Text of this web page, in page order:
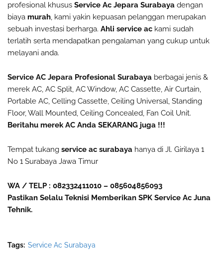
profesional khusus Service Ac Jepara Surabaya dengan
biaya murah, kami yakin kepuasan pelanggan merupakan
sebuah investasi berharga. Ahli service ac kami sudah
terlatih serta mendapatkan pengalaman yang cukup untuk
melayani anda.
Service AC Jepara Profesional Surabaya berbagai jenis &
merek AC, AC Split, AC Window, AC Cassette, Air Curtain,
Portable AC, Celling Cassette, Ceiling Universal, Standing
Floor, Wall Mounted, Ceiling Concealed, Fan Coil Unit.
Beritahu merek AC Anda SEKARANG juga !!!
Tempat tukang service ac surabaya hanya di Jl. Girilaya 1
No 1 Surabaya Jawa Timur
WA / TELP : 082332411010 – 085604856093
Pastikan Selalu Teknisi Memberikan SPK Service Ac Juna
Tehnik.
Tags: Service Ac Surabaya